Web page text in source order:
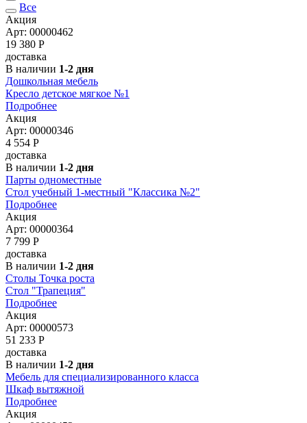
Все
Акция
Арт: 00000462
19 380 Р
доставка
В наличии 1-2 дня
Дошкольная мебель
Кресло детское мягкое №1
Подробнее
Акция
Арт: 00000346
4 554 Р
доставка
В наличии 1-2 дня
Парты одноместные
Стол учебный 1-местный "Классика №2"
Подробнее
Акция
Арт: 00000364
7 799 Р
доставка
В наличии 1-2 дня
Столы Точка роста
Стол "Трапеция"
Подробнее
Акция
Арт: 00000573
51 233 Р
доставка
В наличии 1-2 дня
Мебель для специализированного класса
Шкаф вытяжной
Подробнее
Акция